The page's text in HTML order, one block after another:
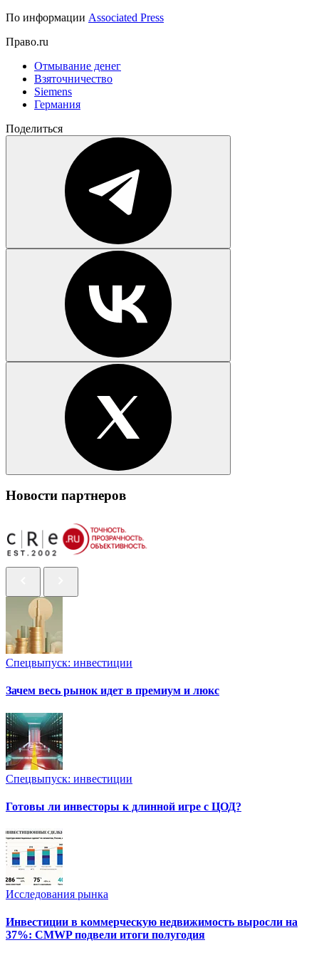
По информации Associated Press
Право.ru
Отмывание денег
Взяточничество
Siemens
Германия
Поделиться
Новости партнеров
Спецвыпуск: инвестиции
Зачем весь рынок идет в премиум и люкс
Спецвыпуск: инвестиции
Готовы ли инвесторы к длинной игре с ЦОД?
Исследования рынка
Инвестиции в коммерческую недвижимость выросли на
37%: CMWP подвели итоги полугодия